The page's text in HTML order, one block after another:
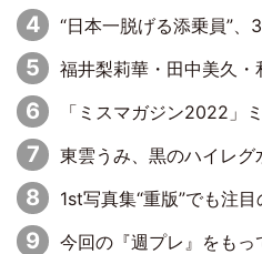
“日本一脱げる添乗員”、3年ぶりにグラビ
福井梨莉華・田中美久・和田
「ミスマガジン2022」ミスヤングマ
東雲うみ、黒のハイレグ水着で見せた“わがままボディ”がたまらな
1st写真集“重版”でも注目の美
今回の『週プレ』をもってグラビアを完全